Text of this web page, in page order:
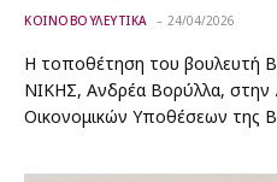
ΚΟΙΝΟΒΟΥΛΕΥΤΙΚΑ 24/04/2026
Η τοποθέτηση του βουλευτή
ΝΙΚΗΣ, Ανδρέα Βορύλλα, στην
Οικονομικών Υποθέσεων της